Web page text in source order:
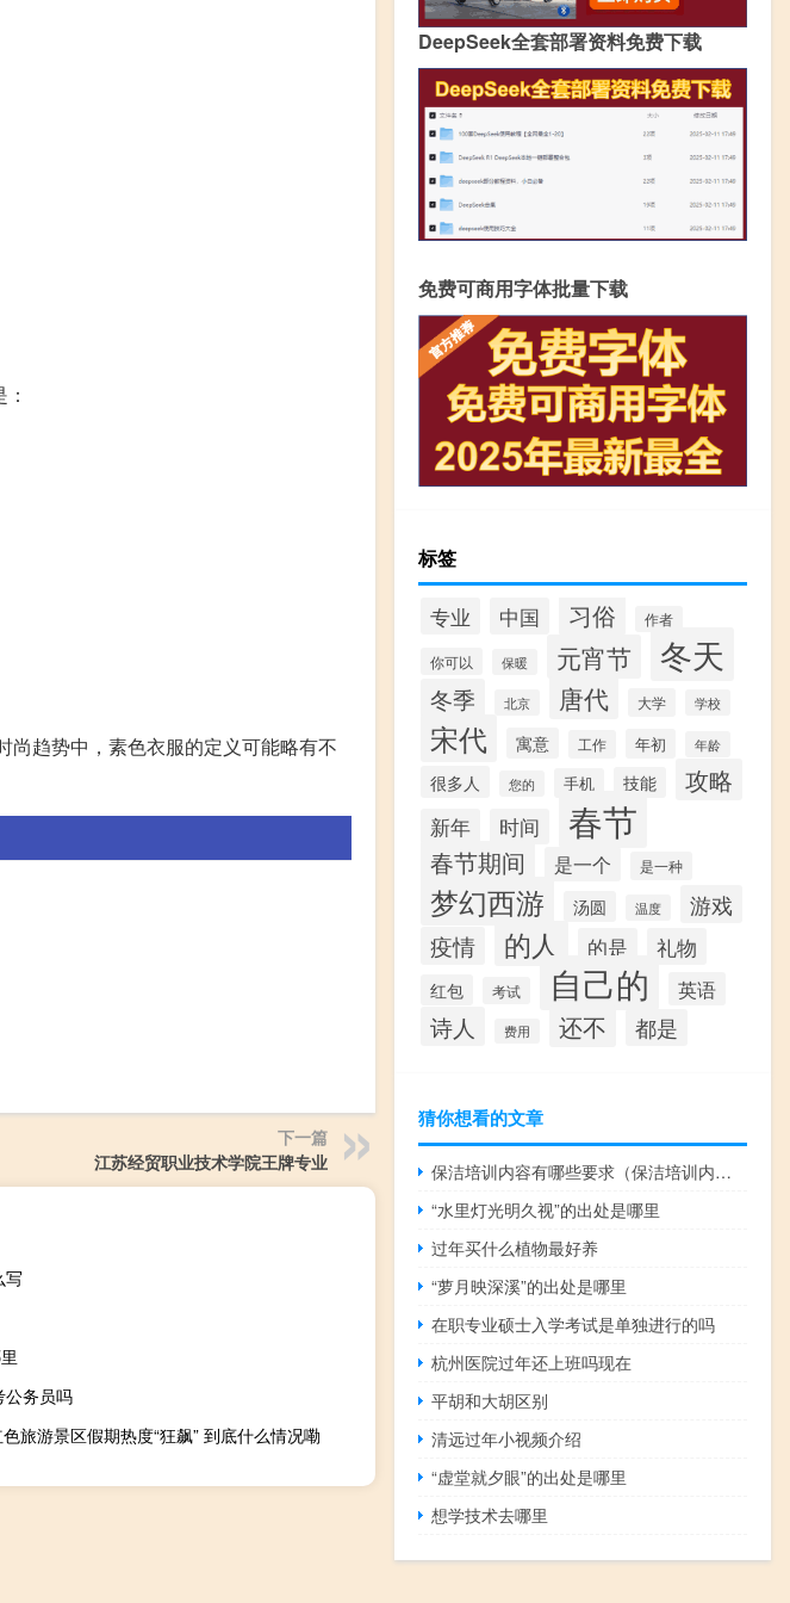
趋势中，素色衣服的定义可能略有不
下一篇
江苏经贸职业技术学院王牌专业
写
公务员吗
旅游景区假期热度“狂飙” 到底什么情况嘞
DeepSeek全套部署资料免费下载
免费可商用字体批量下载
标签
专业 中国 习俗 作者
你可以 保暖 元宵节 冬天
冬季 北京 唐代 大学 学校
宋代 寓意 工作 年初 年龄
很多人 您的 手机 技能 攻略
新年 时间 春节
春节期间 是一个 是一种
梦幻西游 汤圆 温度
游戏
疫情
的人 的是 礼物
红包 考试 自己的 英语
诗人 费用 还不 都是
猜你想看的文章
保洁培训内容有哪些要求（保洁培训内容有哪些）
“水里灯光明久视”的出处是哪里
过年买什么植物最好养
“萝月映深溪”的出处是哪里
在职专业硕士入学考试是单独进行的吗
杭州医院过年还上班吗现在
平胡和大胡区别
清远过年小视频介绍
“虚堂就夕眼”的出处是哪里
想学技术去哪里